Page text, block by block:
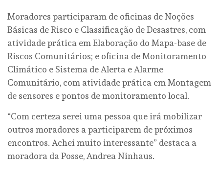
Moradores participaram de oficinas de Noções
Básicas de Risco e Classificação de Desastres, com
atividade prática em Elaboração do Mapa-base de
Riscos Comunitários; e oficina de Monitoramento
Climático e Sistema de Alerta e Alarme
Comunitário, com atividade prática em Montagem
de sensores e pontos de monitoramento local.
“Com certeza serei uma pessoa que irá mobilizar
outros moradores a participarem de próximos
encontros. Achei muito interessante” destaca a
moradora da Posse, Andrea Ninhaus.